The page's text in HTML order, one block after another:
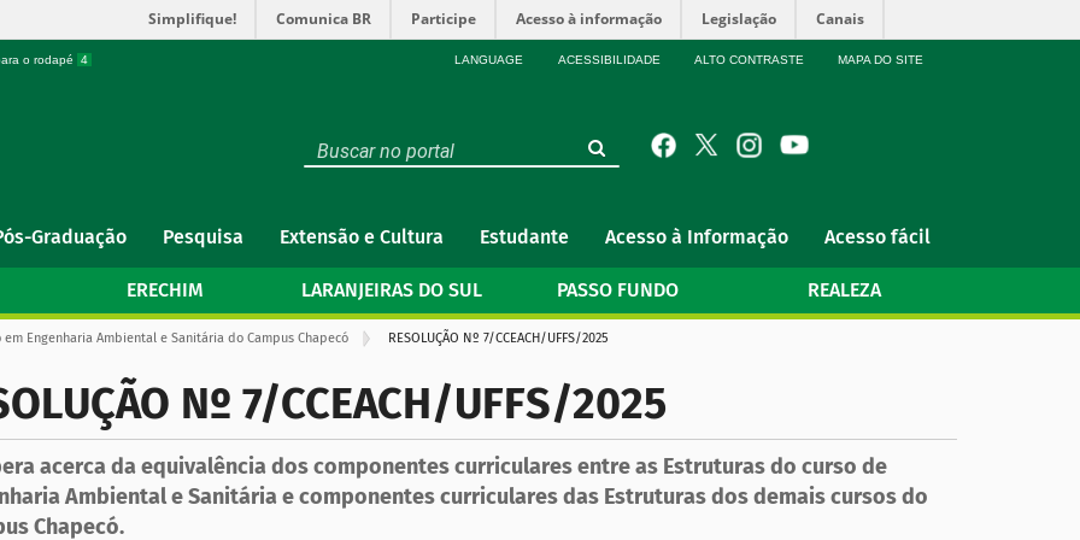
Simplifique! Comunica BR Participe Acesso à informação Legislação Canais
o rodapé 4 LANGUAGE ACESSIBILIDADE ALTO CONTRASTE MAPA DO SITE
Graduação Pesquisa Extensão e Cultura Estudante Acesso à Informação Acesso fácil
ERECHIM LARANJEIRAS DO SUL PASSO FUNDO REALEZA
em Engenharia Ambiental e Sanitária do Campus Chapecó RESOLUÇÃO Nº 7/CCEACH/UFFS/2025
Nº 7/CCEACH/UFFS/2025
acerca da equivalência dos componentes curriculares entre as Estruturas do curso de
Ambiental e Sanitária e componentes curriculares das Estruturas dos demais cursos do
Chapecó.